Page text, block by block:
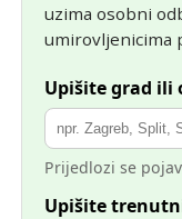
uzima osobni
umirovljenicima
Upišite grad ili
Prijedlozi se
Upišite